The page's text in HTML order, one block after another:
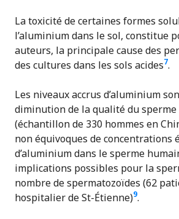
La toxicité de certaines formes
l’aluminium dans le sol, constitue
auteurs, la principale cause des
des cultures dans les sols acides7.
Les niveaux accrus d’aluminium
diminution de la qualité du sperme
(échantillon de 330 hommes en
non équivoques de concentrations
d’aluminium dans le sperme
implications possibles pour la
nombre de spermatozoïdes (62
hospitalier de St-Étienne)9.